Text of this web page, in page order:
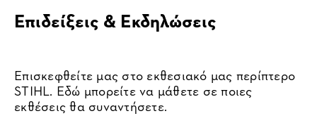
Επιδείξεις & Εκδηλώσεις
Επισκεφθείτε μας στο εκθεσιακό μας περίπτερο
STIHL. Εδώ μπορείτε να μάθετε σε ποιες
εκθέσεις θα συναντήσετε.